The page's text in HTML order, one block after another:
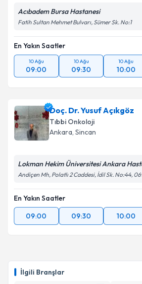
İlgili Branşlar
Acıbadem Bursa Hastanesi
Fatih Sultan Mehmet Bulvarı, Sümer Sk. No:1
En Yakın Saatler
10 Ağu
09:00
10 Ağu
09:30
10 Ağu
10:00
Doç. Dr. Yusuf Açıkgöz
Tıbbi Onkoloji
Ankara, Sincan
Lokman Hekim Üniversitesi Ankara
Andiçen Mh, Polatlı 2 Caddesi, İdil Sk. No:44,
En Yakın Saatler
09:00
09:30 10:00